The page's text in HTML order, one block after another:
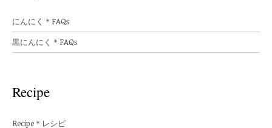
にんにく＊FAQs
黒にんにく＊FAQs
Recipe
Recipe＊レシピ